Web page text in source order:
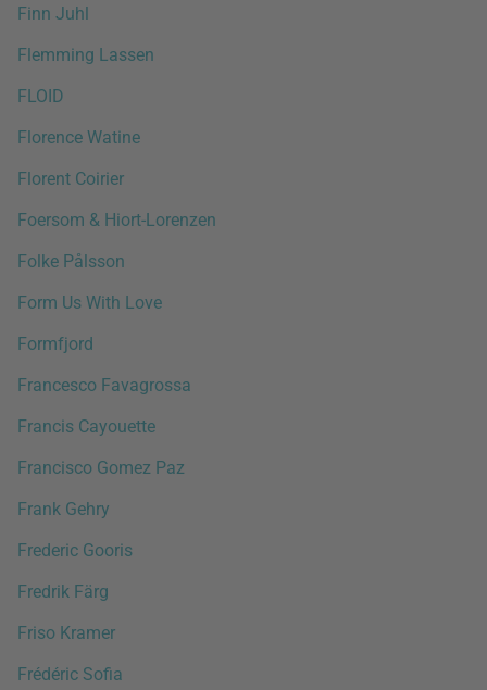
Finn Juhl
Flemming Lassen
FLOID
Florence Watine
Florent Coirier
Foersom & Hiort-Lorenzen
Folke Pålsson
Form Us With Love
Formfjord
Francesco Favagrossa
Francis Cayouette
Francisco Gomez Paz
Frank Gehry
Frederic Gooris
Fredrik Färg
Friso Kramer
Frédéric Sofia